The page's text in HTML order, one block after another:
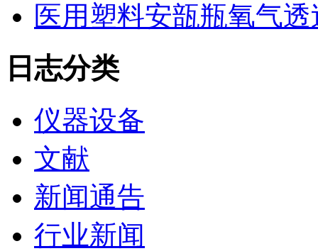
医用塑料安瓿瓶氧气
日志分类
仪器设备
文献
新闻通告
行业新闻